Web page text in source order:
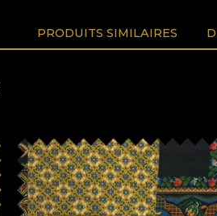
PRODUITS SIMILAIRES